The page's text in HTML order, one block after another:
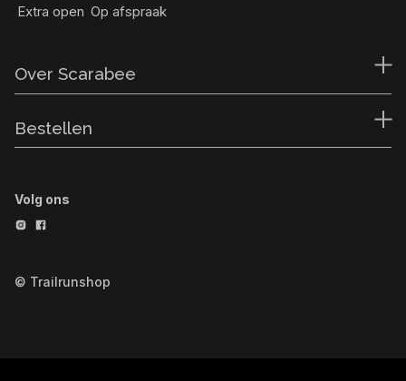
Extra open Op afspraak
Over Scarabee
Bestellen
Volg ons
© Trailrunshop